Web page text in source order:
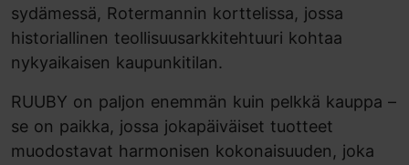
sydämessä, Rotermannin korttelissa, jossa
historiallinen teollisuusarkkitehtuuri kohtaa
nykyaikaisen kaupunkitilan.
RUUBY on paljon enemmän kuin pelkkä kauppa –
se on paikka, jossa jokapäiväiset tuotteet
muodostavat harmonisen kokonaisuuden, joka